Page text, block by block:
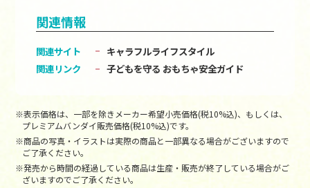
関連情報
関連サイト
キャラフルライフスタイル
関連リンク
子どもを守る おもちゃ安全ガイド
※表示価格は、一部を除きメーカー希望小売価格(税10%込)、もしくは、
プレミアムバンダイ販売価格(税10%込)です。
※商品の写真・イラストは実際の商品と一部異なる場合がございますので
ご了承ください。
※発売から時間の経過している商品は生産・販売が終了している場合がご
ざいますのでご了承ください。